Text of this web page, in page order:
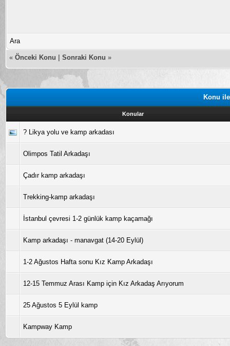
Ara
« Önceki Konu Sonraki Konu »
Konu
Konular
? Likya yolu ve kamp arkadası
Olimpos Tatil Arkadaşı
Çadır kamp arkadaşı
Trekking-kamp arkadaşı
İstanbul çevresi 1-2 günlük kamp kaçamağı
Kamp arkadaşı - manavgat (14-20 Eylül)
1-2 Ağustos Hafta sonu Kız Kamp Arkadaşı
12-15 Temmuz Arası Kamp için Kız Arkadaş Arıyorum
25 Ağustos 5 Eylül kamp
Kampway Kamp